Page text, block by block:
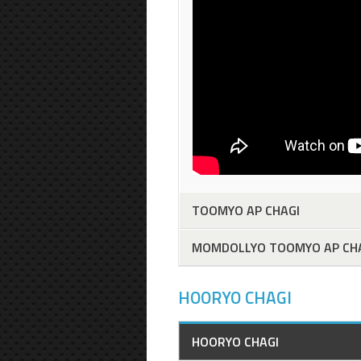
TOOMYO AP CHAGI
MOMDOLLYO TOOMYO AP
HOORYO CHAGI
HOORYO CHAGI